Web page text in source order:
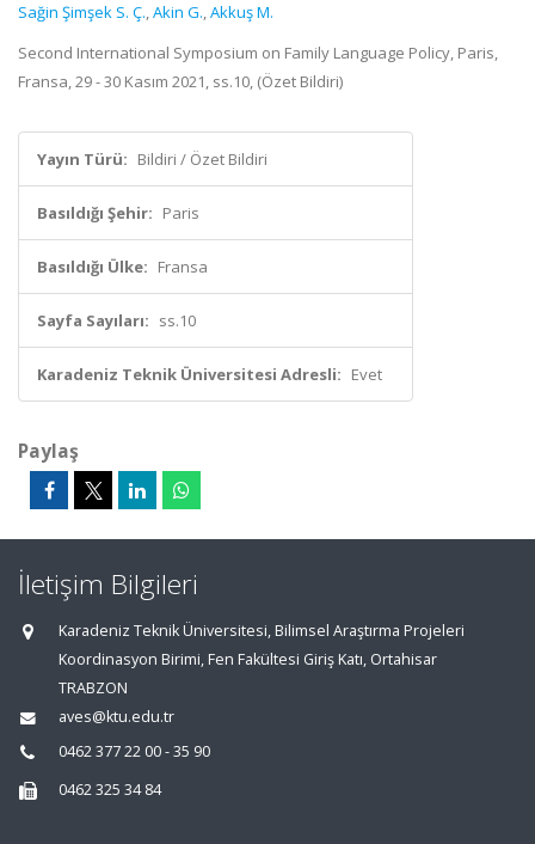
Sağin Şimşek S. Ç.,Akin G.,Akkuş M.
Second International Symposium on Family Language Policy, Paris,
Fransa, 29 - 30 Kasım 2021, ss.10, (Özet Bildiri)
Yayın Türü: Bildiri / Özet Bildiri
Basıldığı Şehir: Paris
Basıldığı Ülke: Fransa
Sayfa Sayıları: ss.10
Karadeniz Teknik Üniversitesi Adresli: Evet
Paylaş
İletişim Bilgileri
Karadeniz Teknik Üniversitesi, Bilimsel Araştırma Projeleri
Koordinasyon Birimi, Fen Fakültesi Giriş Katı, Ortahisar
TRABZON
aves@ktu.edu.tr
0462 377 22 00 - 35 90
0462 325 34 84